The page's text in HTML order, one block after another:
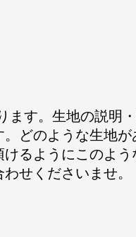
ます。生地の説明
どのような生地が
るようにこのよ
せくださいませ。